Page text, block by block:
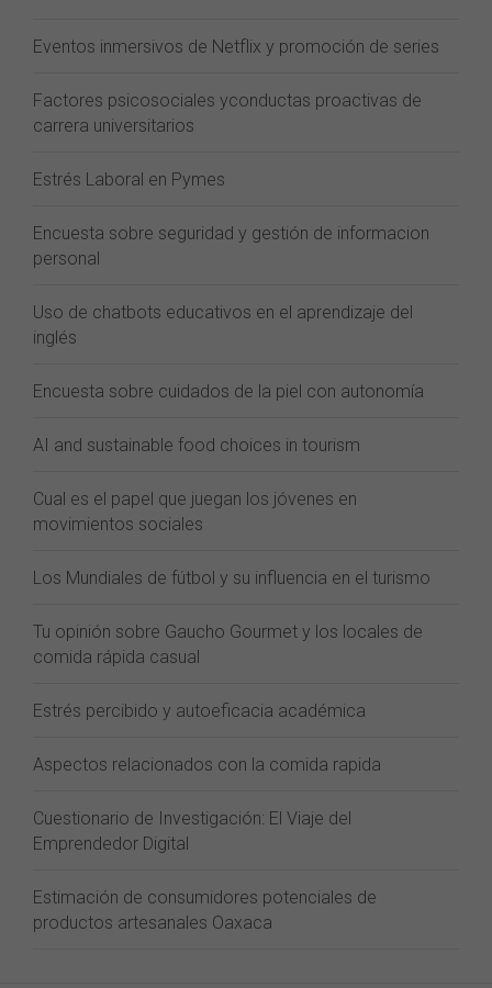
Eventos inmersivos de Netflix y promoción de series
Factores psicosociales yconductas proactivas de
carrera universitarios
Estrés Laboral en Pymes
Encuesta sobre seguridad y gestión de informacion
personal
Uso de chatbots educativos en el aprendizaje del
inglés
Encuesta sobre cuidados de la piel con autonomía
AI and sustainable food choices in tourism
Cual es el papel que juegan los jóvenes en
movimientos sociales
Los Mundiales de fútbol y su influencia en el turismo
Tu opinión sobre Gaucho Gourmet y los locales de
comida rápida casual
Estrés percibido y autoeficacia académica
Aspectos relacionados con la comida rapida
Cuestionario de Investigación: El Viaje del
Emprendedor Digital
Estimación de consumidores potenciales de
productos artesanales Oaxaca